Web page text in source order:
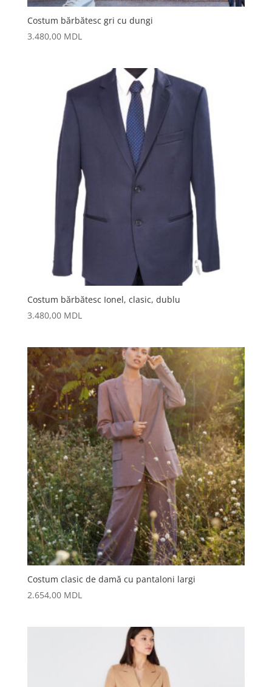
Costum bărbătesc gri cu dungi
3.480,00 MDL
Costum bărbătesc Ionel, clasic, dublu
3.480,00 MDL
Costum clasic de damă cu pantaloni largi
2.654,00 MDL